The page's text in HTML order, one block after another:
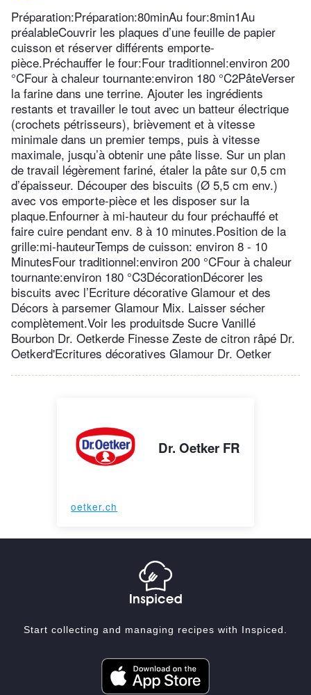
Préparation:Préparation:80minAu four:8min1Au
préalableCouvrir les plaques d’une feuille de papier
cuisson et réserver différents emporte-
pièce.Préchauffer le four:Four traditionnel:environ 200
°CFour à chaleur tournante:environ 180 °C2PâteVerser
la farine dans une terrine. Ajouter les ingrédients
restants et travailler le tout avec un batteur électrique
(crochets pétrisseurs), brièvement et à vitesse
minimale dans un premier temps, puis à vitesse
maximale, jusqu’à obtenir une pâte lisse. Sur un plan
de travail légèrement fariné, étaler la pâte sur 0,5 cm
d’épaisseur. Découper des biscuits (Ø 5,5 cm env.)
avec vos emporte-pièce et les disposer sur la
plaque.Enfourner à mi-hauteur du four préchauffé et
faire cuire pendant env. 8 à 10 minutes.Position de la
grille:mi-hauteurTemps de cuisson: environ 8 - 10
MinutesFour traditionnel:environ 200 °CFour à chaleur
tournante:environ 180 °C3DécorationDécorer les
biscuits avec l’Ecriture décorative Glamour et des
Décors à parsemer Glamour Mix. Laisser sécher
complètement.Voir les produitsde Sucre Vanillé
Bourbon Dr. Oetkerde Finesse Zeste de citron râpé Dr.
Oetkerd'Ecritures décoratives Glamour Dr. Oetker
Dr. Oetker FR
oetker.ch
Start collecting and managing recipes with Inspiced.